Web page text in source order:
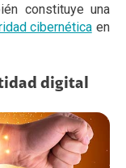
constituye una
cibernéticaen
digital